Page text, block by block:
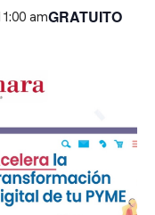
amGRATUITO